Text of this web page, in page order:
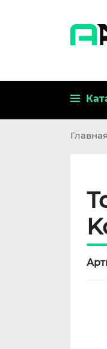
Главная